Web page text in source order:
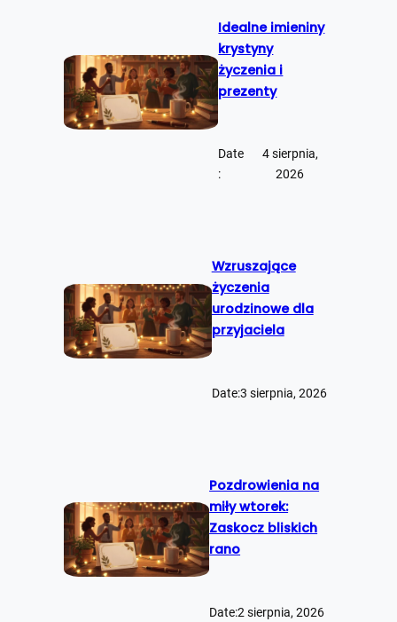
Idealne imieniny
krystyny
życzenia i
prezenty
Date
:
4 sierpnia,
2026
Wzruszające
życzenia
urodzinowe dla
przyjaciela
Date:3 sierpnia, 2026
Pozdrowienia na
miły wtorek:
Zaskocz bliskich
rano
Date:2 sierpnia, 2026